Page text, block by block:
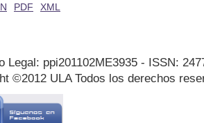
PDF XML
Legal: ppi201102ME3935 - ISSN:
©2012 ULA Todos los derechos